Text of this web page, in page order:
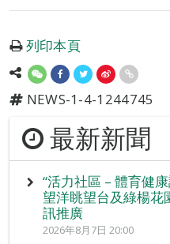
列印本頁
NEWS-1-4-1244745
最新新聞
“活力社區 – 體育健
望洋眺望台及綠楊花
訊推廣
2026年8月7日 20:00